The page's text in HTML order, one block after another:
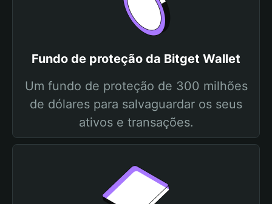
Fundo de proteção da Bitget Wallet
Um fundo de proteção de 300 milhões
de dólares para salvaguardar os seus
ativos e transações.